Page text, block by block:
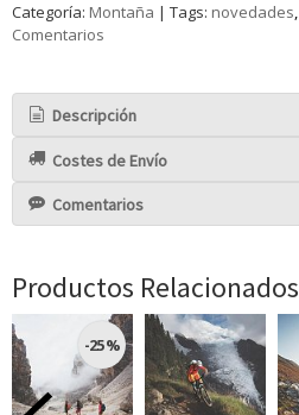
Categoría: Montaña | Tags: novedades
Comentarios
Descripción
Costes de Envío
Comentarios
Productos Relacionados
-25 %